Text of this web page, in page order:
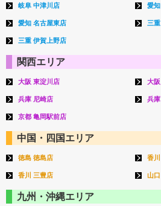
岐阜 中津川店 愛
愛知 名古屋東店 三
三重 伊賀上野店
関西エリア
大阪 東淀川店 大
兵庫 尼崎店 兵
京都 亀岡駅前店
中国・四国エリア
徳島 徳島店 香
香川 三豊店 山
九州・沖縄エリア